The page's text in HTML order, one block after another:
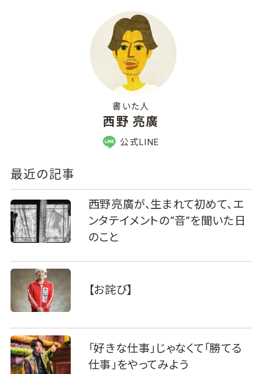
書いた人
西野 亮廣
公式LINE
最近の記事
西野亮廣が、生まれて初めて、エ
ンタテイメントの“音”を聞いた日
のこと
【お詫び】
「好きな仕事」じゃなくて「勝てる
仕事」をやってみよう